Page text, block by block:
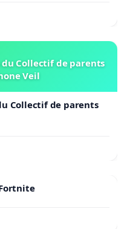
Collectif de parents
Veil
Collectif de parents